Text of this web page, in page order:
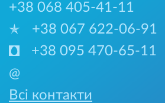
+38 068 405-41-11
+38 067 622-06-91
+38 095 470-65-11
@
Всі контакти